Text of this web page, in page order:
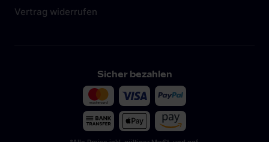
Vertrag widerrufen
Sicher bezahlen